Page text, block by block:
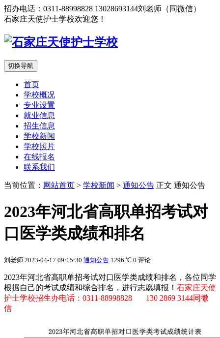
招办电话：0311-88998828 13028693144刘老师（同微信）
石家庄天使护士学校欢迎您！
切换导航
首页
学校概况
专业设置
就业信息
招生信息
学校新闻
学校照片
在线报名
联系我们
当前位置： 网站首页 > 学校新闻 > 通知公告 正文 通知公告
2023年河北省高职单招考试对
口医学类成绩和排名
刘老师 2023-04-17 09:15:30 通知公告 1296 ℃ 0 评论
2023年河北省高职单招考试对口医学类成绩和排名，各位同学
根据自己的考试成绩和综合排名，进行志愿填报！ 石家庄天使
护士学校招生办电话：0311-88998828 130 2869 3144同微
信